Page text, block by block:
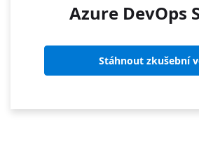
Azure DevOps
Stáhnout zkušební